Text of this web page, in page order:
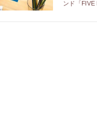
ンド「FIVE